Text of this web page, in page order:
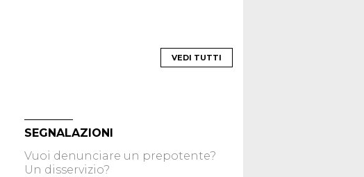
VEDI TUTTI
SEGNALAZIONI
Vuoi denunciare un prepotente?
Un disservizio?